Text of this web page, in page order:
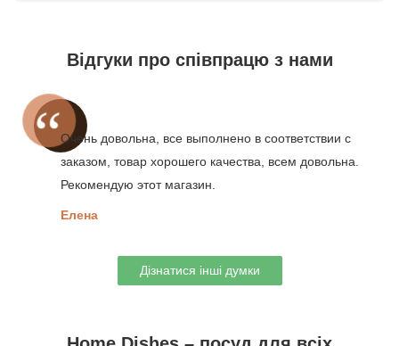
Відгуки про співпрацю з нами
Очень довольна, все выполнено в соответствии с
заказом, товар хорошего качества, всем довольна.
Рекомендую этот магазин.
Елена
Дізнатися інші думки